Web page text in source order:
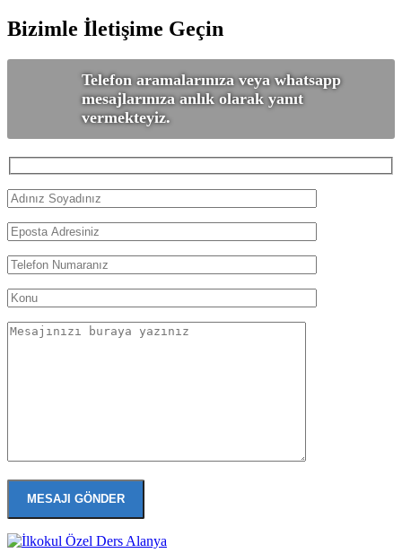
Bizimle İletişime Geçin
Telefon aramalarınıza veya whatsapp
mesajlarınıza anlık olarak yanıt
vermekteyiz.